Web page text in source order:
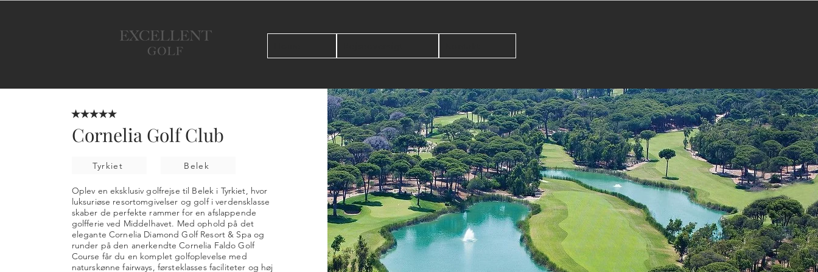
★★★★★
Cornelia Golf Club
Tyrkiet Belek
Oplev en eksklusiv golfrejse til Belek i Tyrkiet, hvor
luksuriøse resortomgivelser og golf i verdensklasse
skaber de perfekte rammer for en afslappende
golfferie ved Middelhavet. Med ophold på det
elegante Cornelia Diamond Golf Resort & Spa og
runder på den anerkendte Cornelia Faldo Golf
Course får du en komplet golfoplevelse med
naturskønne fairways, førsteklasses faciliteter og høj